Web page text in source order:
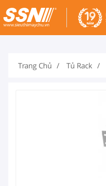
Trang Chủ Tủ Rack